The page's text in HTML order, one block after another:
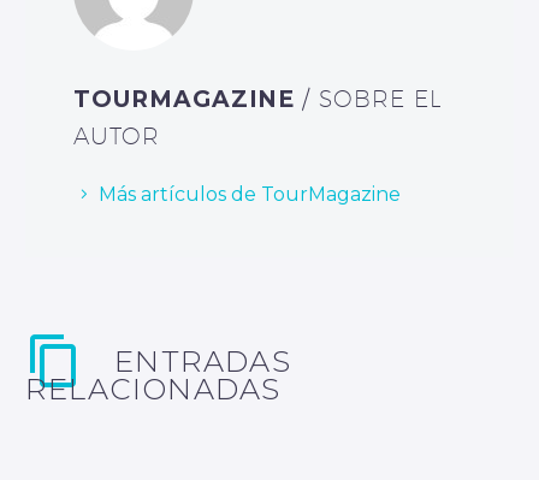
TOURMAGAZINE/ SOBRE EL
AUTOR
Más artículos de TourMagazine
ENTRADAS
RELACIONADAS